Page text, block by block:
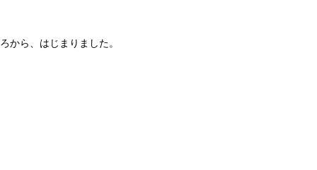
ら、はじまりました。